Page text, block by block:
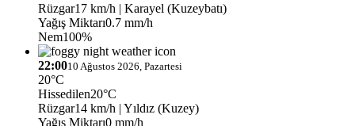
Rüzgar17 km/h | Karayel (Kuzeybatı)
Yağış Miktarı0.7 mm/h
Nem100%
22:0010 Ağustos 2026, Pazartesi
20°C
Hissedilen20°C
Rüzgar14 km/h | Yıldız (Kuzey)
Yağış Miktarı0 mm/h